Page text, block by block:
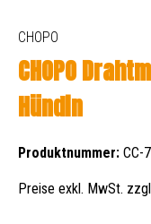
CHOPO
CHOPO
Hündin
Produktnummer: CC-
Preise exkl. MwSt.